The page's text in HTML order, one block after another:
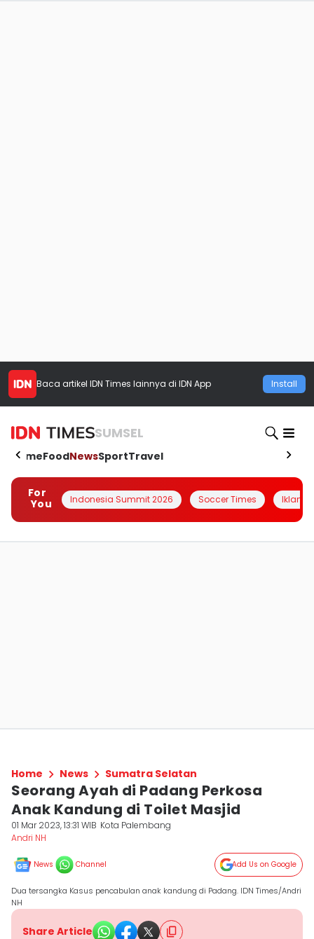
Baca artikel IDN Times lainnya di IDN App Install
SUMSEL
HomeFoodNewsSportTravel
For
You
Indonesia Summit 2026 Soccer Times Iklanin
Home News Sumatra Selatan
Seorang Ayah di Padang Perkosa
Anak Kandung di Toilet Masjid
01 Mar 2023, 13:31 WIB Kota Palembang
Andri NH
News Channel Add Us on Google
Dua tersangka Kasus pencabulan anak kandung di Padang. IDN Times/Andri
NH
Share Article